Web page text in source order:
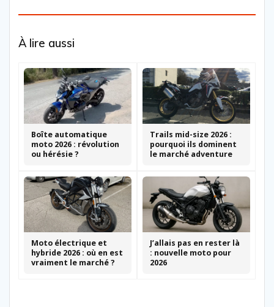
À lire aussi
Boîte automatique
moto 2026 : révolution
ou hérésie ?
Trails mid-size 2026 :
pourquoi ils dominent
le marché adventure
Moto électrique et
hybride 2026 : où en est
vraiment le marché ?
J’allais pas en rester là
: nouvelle moto pour
2026